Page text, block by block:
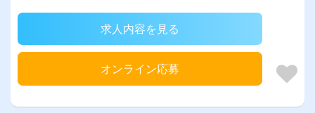
求人内容を見る
オンライン応募